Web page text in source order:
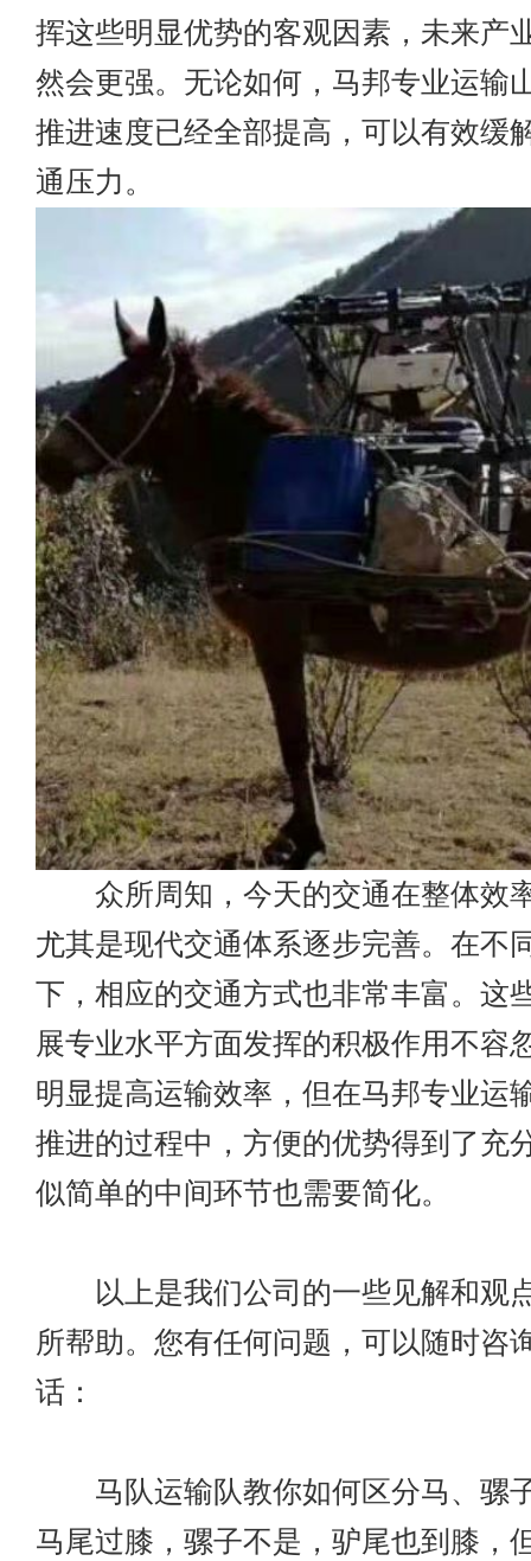
挥这些明显优势的客观因素，未来产
然会更强。无论如何，马邦专业运输
推进速度已经全部提高，可以有效缓
通压力。
众所周知，今天的交通在整体效
尤其是现代交通体系逐步完善。在不
下，相应的交通方式也非常丰富。这
展专业水平方面发挥的积极作用不容
明显提高运输效率，但在马邦专业运
推进的过程中，方便的优势得到了充
似简单的中间环节也需要简化。
以上是我们公司的一些见解和观
所帮助。您有任何问题，可以随时咨
话：
马队运输队教你如何区分马、骡
马尾过膝，骡子不是，驴尾也到膝，